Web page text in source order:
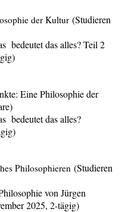
der Kultur (Studieren
bedeutet das alles? Teil 2
Eine Philosophie der
)
bedeutet das alles?
Philosophieren (Studieren
von Jürgen
2025, 2-tägig)